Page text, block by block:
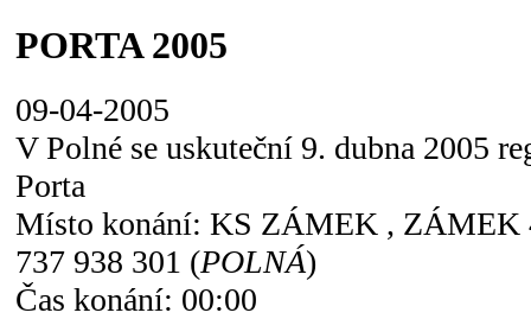
PORTA 2005
09-04-2005
V Polné se uskuteční 9. dubna 2005
Porta
Místo konání: KS ZÁMEK , ZÁMEK
737 938 301 (POLNÁ)
Čas konání: 00:00